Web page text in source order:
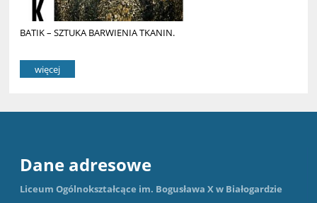
BATIK – SZTUKA BARWIENIA TKANIN.
więcej
Dane adresowe
Liceum Ogólnokształcące im. Bogusława X w Białogardzie